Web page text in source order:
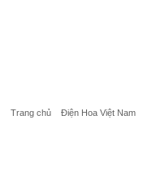
Trang chủ Điện Hoa Việt Nam